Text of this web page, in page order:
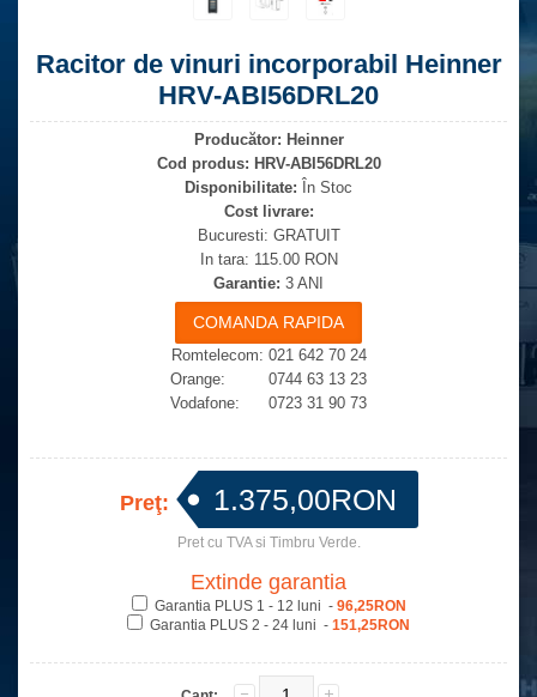
Racitor de vinuri incorporabil Heinner
HRV-ABI56DRL20
Producător: Heinner
Cod produs: HRV-ABI56DRL20
Disponibilitate: În Stoc
Cost livrare:
Bucuresti: GRATUIT
In tara: 115.00 RON
Garantie: 3 ANI
Romtelecom: 021 642 70 24
Orange: 0744 63 13 23
Vodafone: 0723 31 90 73
Preţ: 1.375,00RON
Pret cu TVA si Timbru Verde.
Extinde garantia
Garantia PLUS 1 - 12 luni - 96,25RON
Garantia PLUS 2 - 24 luni - 151,25RON